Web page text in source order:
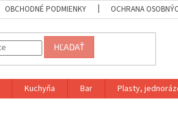
OBCHODNÉ PODMIENKY OCHRANA
HĽADAŤ
Kuchyňa Bar Plasty,